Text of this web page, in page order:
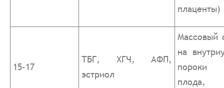
плаценты)
15-17
ТБГ, ХГЧ, АФП,
эстриол
Массовый
на
пороки
плода,